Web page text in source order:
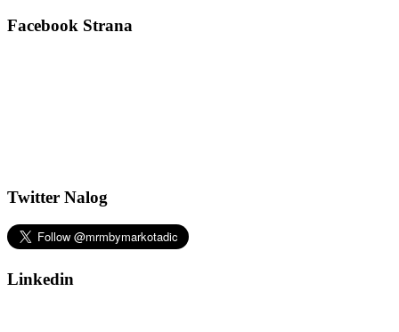
Facebook Strana
Twitter Nalog
Linkedin